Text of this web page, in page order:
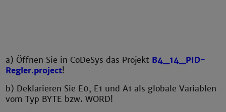
a) Öffnen Sie in CoDeSys das Projekt B4_14_PID-
Regler.project!
b) Deklarieren Sie E0, E1 und A1 als globale Variablen
vom Typ BYTE bzw. WORD!